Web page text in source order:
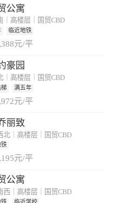
公寓
｜高楼层｜国贸CBD
临近地铁
元/平
豪园
｜高楼层｜国贸CBD
满五年
元/平
丽致
北｜高楼层｜国贸CBD
铁
元/平
公寓
西｜高楼层｜国贸CBD